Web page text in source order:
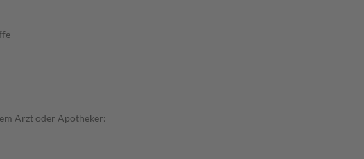
Arzt oder Apotheker: